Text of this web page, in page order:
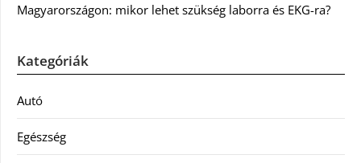
Magyarországon: mikor lehet szükség laborra és EKG-ra?
Kategóriák
Autó
Egészség